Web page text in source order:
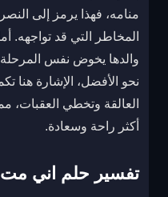
منامه، فهذا يرمز إلى
المخاطر التي قد تواجهه.
والدها يخوض نفس المرحلة
نحو الأفضل، الإشارة هنا
العالقة وتخطي العقبات،
أكثر راحة وسعادة.
تفسير حلم اني مت